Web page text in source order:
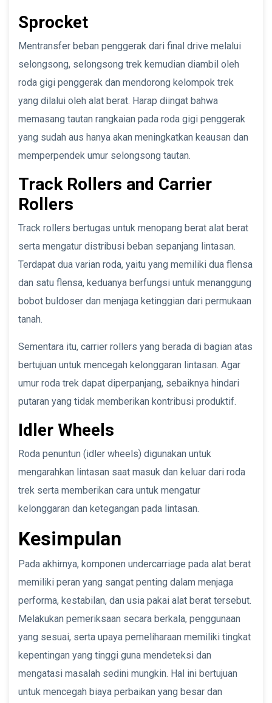
Sprocket
Mentransfer beban penggerak dari final drive melalui
selongsong, selongsong trek kemudian diambil oleh
roda gigi penggerak dan mendorong kelompok trek
yang dilalui oleh alat berat. Harap diingat bahwa
memasang tautan rangkaian pada roda gigi penggerak
yang sudah aus hanya akan meningkatkan keausan dan
memperpendek umur selongsong tautan.
Track Rollers and Carrier
Rollers
Track rollers bertugas untuk menopang berat alat berat
serta mengatur distribusi beban sepanjang lintasan.
Terdapat dua varian roda, yaitu yang memiliki dua flensa
dan satu flensa, keduanya berfungsi untuk menanggung
bobot buldoser dan menjaga ketinggian dari permukaan
tanah.
Sementara itu, carrier rollers yang berada di bagian atas
bertujuan untuk mencegah kelonggaran lintasan. Agar
umur roda trek dapat diperpanjang, sebaiknya hindari
putaran yang tidak memberikan kontribusi produktif.
Idler Wheels
Roda penuntun (idler wheels) digunakan untuk
mengarahkan lintasan saat masuk dan keluar dari roda
trek serta memberikan cara untuk mengatur
kelonggaran dan ketegangan pada lintasan.
Kesimpulan
Pada akhirnya, komponen undercarriage pada alat berat
memiliki peran yang sangat penting dalam menjaga
performa, kestabilan, dan usia pakai alat berat tersebut.
Melakukan pemeriksaan secara berkala, penggunaan
yang sesuai, serta upaya pemeliharaan memiliki tingkat
kepentingan yang tinggi guna mendeteksi dan
mengatasi masalah sedini mungkin. Hal ini bertujuan
untuk mencegah biaya perbaikan yang besar dan